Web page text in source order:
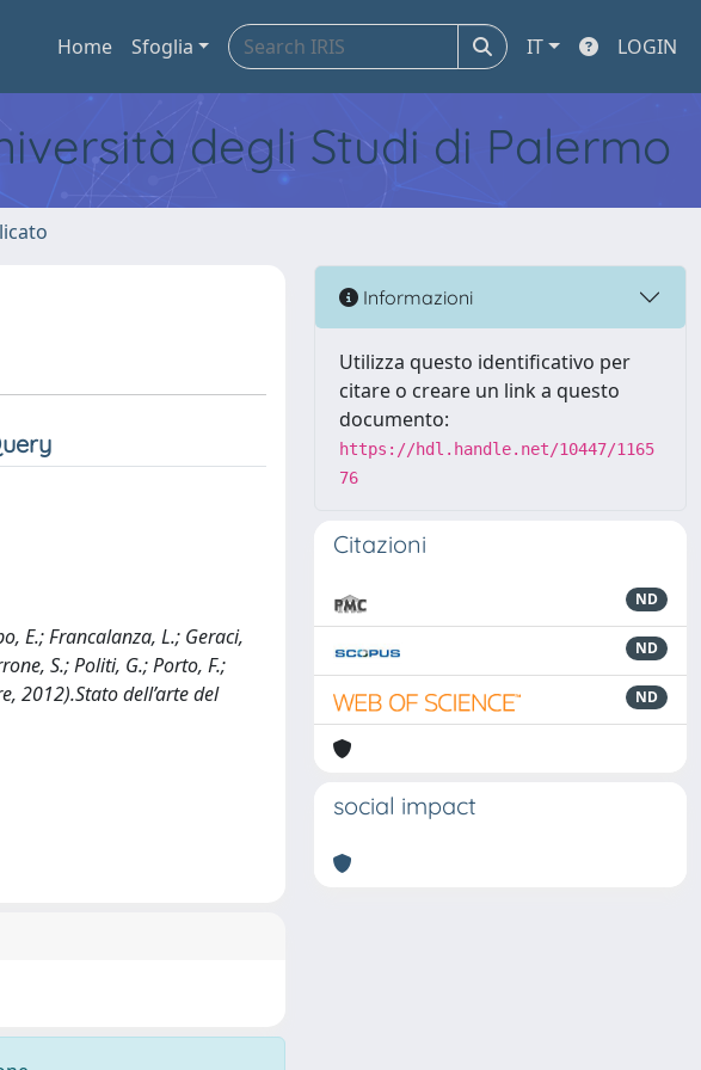
Home Sfoglia IT LOGIN
degli Studi di Palermo
E.; Francalanza, L.; Geraci,
S.; Politi, G.; Porto, F.;
2012).Stato dell’arte del
Informazioni
Utilizza questo identificativo per
citare o creare un link a questo
documento:
https://hdl.handle.net/10447/1165
76
Citazioni
ND
ND
ND
social impact